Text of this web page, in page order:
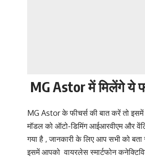
MG Astor में मिलेंगे ये
MG Astor के फीचर्स की बात करें तो
मॉडल को ऑटो-डिमिंग आईआरवीएम और
गया है , जानकारी के लिए आप सभी को
इसमें आपको वायरलेस स्मार्टफोन